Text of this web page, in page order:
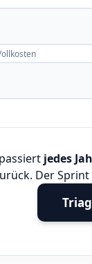
jedes
Der